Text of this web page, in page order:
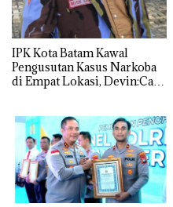
IPK Kota Batam Kawal
Pengusutan Kasus Narkoba
di Empat Lokasi, Devin:Cari